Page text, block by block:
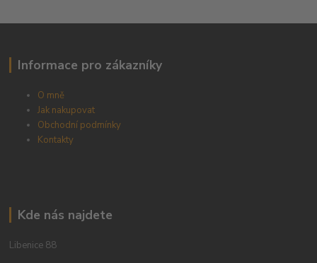
Informace pro zákazníky
O mně
Jak nakupovat
Obchodní podmínky
Kontakty
Kde nás najdete
Libenice 88